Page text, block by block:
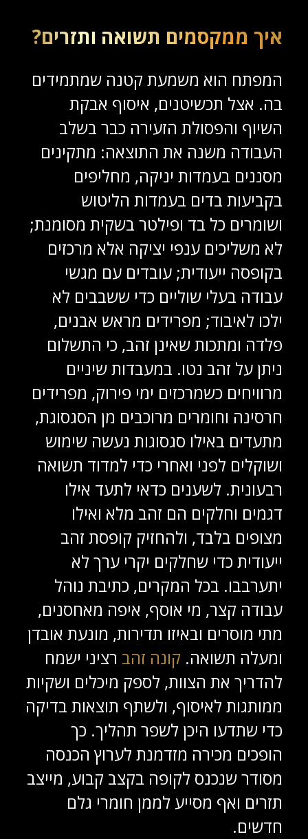
איך ממקסמים תשואה ותזרים?
המפתח הוא משמעת קטנה שמתמידים
בה. אצל תכשיטנים, איסוף אבקת
השיוף והפסולת הזעירה כבר בשלב
העבודה משנה את התוצאה: מתקינים
מסננים בעמדות יניקה, מחליפים
בקביעות בדים בעמדות הליטוש
ושומרים כל בד ופילטר בשקית מסומנת;
לא משליכים ענפי יציקה אלא מרכזים
בקופסה ייעודית; עובדים עם מגשי
עבודה בעלי שוליים כדי ששבבים לא
ילכו לאיבוד; מפרידים מראש אבנים,
פלדה ומתכות שאינן זהב, כי התשלום
ניתן על זהב נטו. במעבדות שיניים
מרוויחים כשמרכזים ימי פירוק, מפרידים
חרסינה וחומרים מרוכבים מן הסגסוגת,
מתעדים באילו סגסוגות נעשה שימוש
ושוקלים לפני ואחרי כדי למדוד תשואה
רבעונית. לשענים כדאי לתעד אילו
דגמים וחלקים הם זהב מלא ואילו
מצופים בלבד, ולהחזיק קופסת זהב
ייעודית כדי שחלקים יקרי ערך לא
יתערבבו. בכל המקרים, כתיבת נוהל
עבודה קצר, מי אוסף, איפה מאחסנים,
מתי מוסרים ובאיזו תדירות, מונעת אובדן
ומעלה תשואה. קונה זהב רציני ישמח
להדריך את הצוות, לספק מיכלים ושקיות
ממותגות לאיסוף, ולשתף תוצאות בדיקה
כדי שתדעו היכן לשפר תהליך. כך
הופכים מכירה מזדמנת לערוץ הכנסה
מסודר שנכנס לקופה בקצב קבוע, מייצב
תזרים ואף מסייע לממן חומרי גלם
חדשים.